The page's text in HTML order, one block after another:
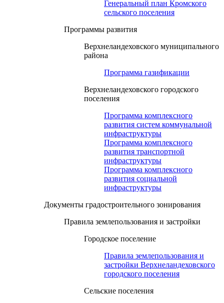
Генеральный план Кромского
сельского поселения
Программы развития
Верхнеландеховского муниципального
района
Программа газификации
Верхнеландеховского городского
поселения
Программа комплексного
развития систем коммунальной
инфраструктуры
Программа комплексного
развития транспортной
инфраструктуры
Программа комплексного
развития социальной
инфраструктуры
Документы градостроительного зонирования
Правила землепользования и застройки
Городское поселение
Правила землепользования и
застройки Верхнеландеховского
городского поселения
Сельские поселения